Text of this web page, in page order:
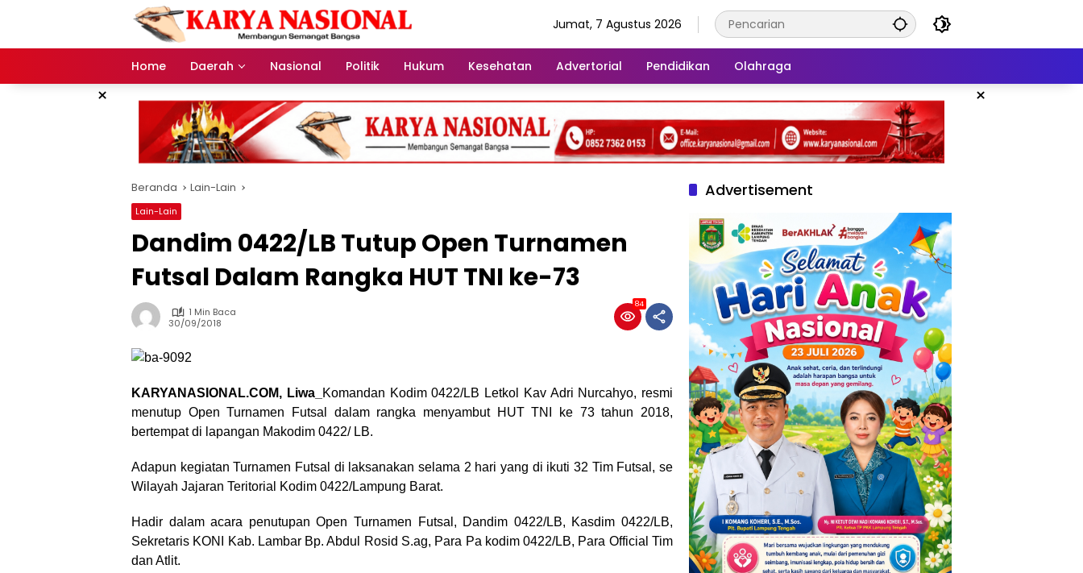
Jumat, 7 Agustus 2026
Home Daerah Nasional Politik Hukum Kesehatan Advertorial Pendidikan Olahraga
× ×
Beranda Lain-Lain
Lain-Lain
Dandim 0422/LB Tutup Open Turnamen
Futsal Dalam Rangka HUT TNI ke-73
1 Min Baca
30/09/2018
84
KARYANASIONAL.COM, Liwa_
Komandan Kodim 0422/LB Letkol Kav Adri Nurcahyo, resmi
menutup Open Turnamen Futsal dalam rangka menyambut HUT TNI ke 73 tahun 2018,
bertempat di lapangan Makodim 0422/ LB.
Adapun kegiatan Turnamen Futsal di laksanakan selama 2 hari yang di ikuti 32 Tim Futsal, se
Wilayah Jajaran Teritorial Kodim 0422/Lampung Barat.
Hadir dalam acara penutupan Open Turnamen Futsal, Dandim 0422/LB, Kasdim 0422/LB,
Sekretaris KONI Kab. Lambar Bp. Abdul Rosid S.ag, Para Pa kodim 0422/LB, Para Official Tim
dan Atlit.
Advertisement